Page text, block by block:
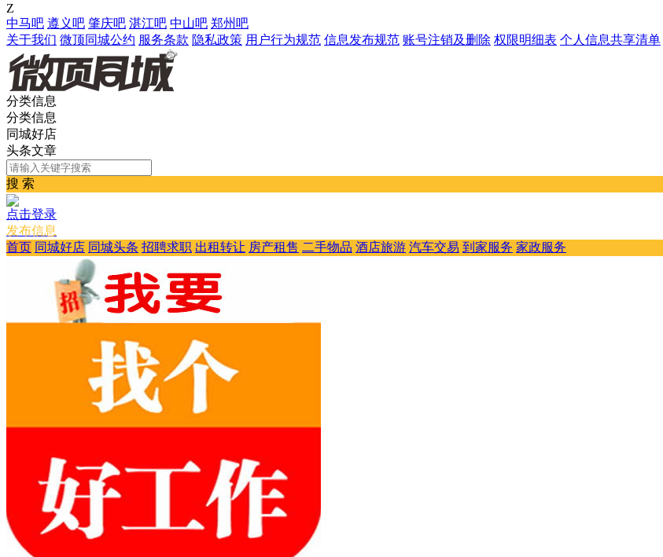
Z
中马吧 遵义吧 肇庆吧 湛江吧 中山吧 郑州吧
关于我们 微顶同城公约 服务条款 隐私政策 用户行为规范 信息发布规范 账号注销及删除 权限明细表 个人信息共享清单
分类信息
分类信息
同城好店
头条文章
搜 索
点击登录
发布信息
首页 同城好店 同城头条 招聘求职 出租转让 房产租售 二手物品 酒店旅游 汽车交易 到家服务 家政服务